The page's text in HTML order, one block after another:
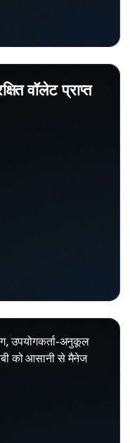
वॉलेट प्राप्त
उपयोगकर्ता-अनुकूल
को आसानी से मैनेज